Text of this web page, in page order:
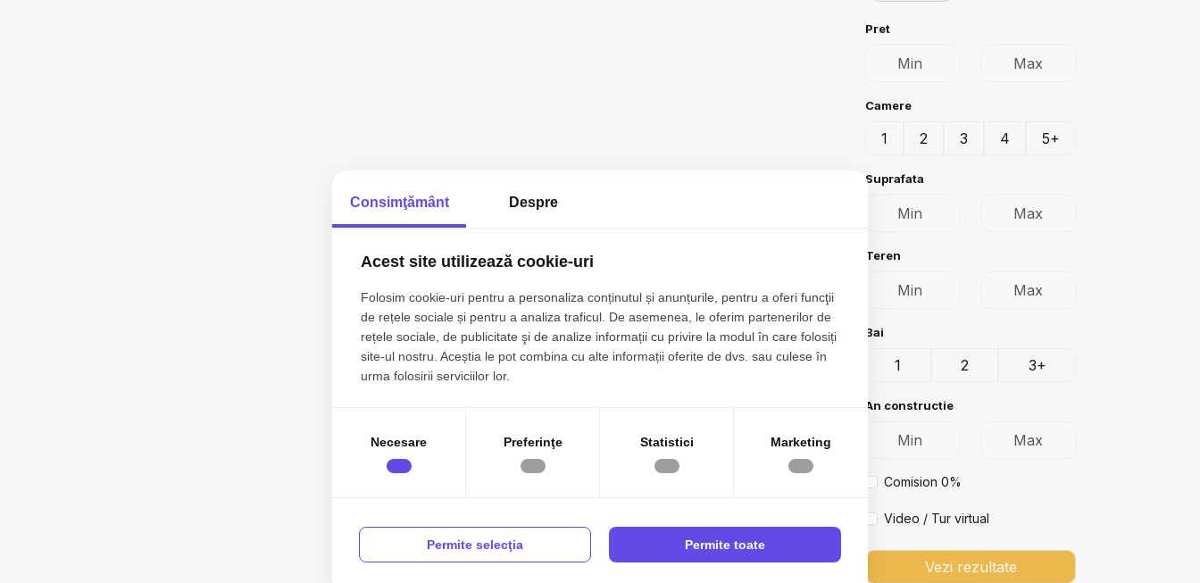
Pret
Camere
1 2 3 4 5+
Suprafata
Teren
Bai
1 2 3+
An constructie
Comision 0%
Video / Tur virtual
Vezi rezultate
Consimţământ Despre
Acest site utilizează cookie-uri
Folosim cookie-uri pentru a personaliza conținutul și anunțurile, pentru a oferi funcţii
de rețele sociale și pentru a analiza traficul. De asemenea, le oferim partenerilor de
rețele sociale, de publicitate şi de analize informații cu privire la modul în care folosiți
site-ul nostru. Aceștia le pot combina cu alte informații oferite de dvs. sau culese în
urma folosirii serviciilor lor.
Necesare Preferinţe Statistici Marketing
Permite selecţia Permite toate